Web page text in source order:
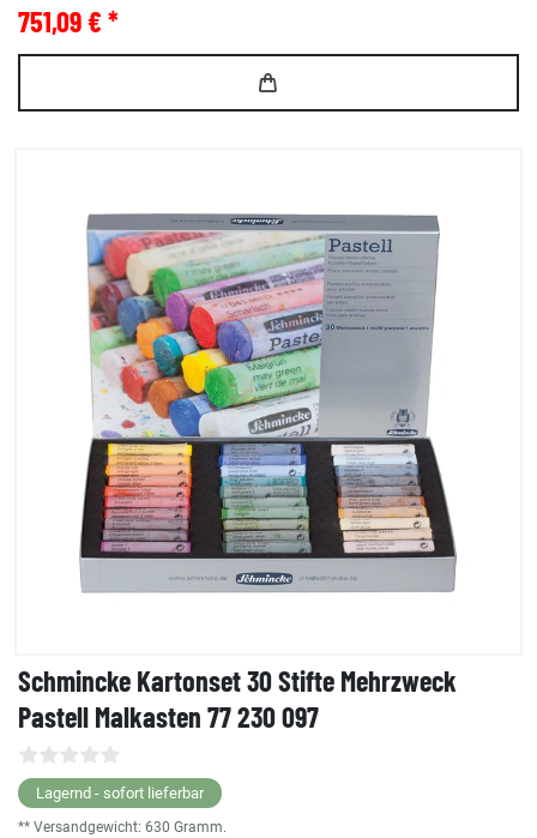
751,09 € *
Schmincke Kartonset 30 Stifte Mehrzweck
Pastell Malkasten 77 230 097
Lagernd - sofort lieferbar
** Versandgewicht: 630 Gramm.